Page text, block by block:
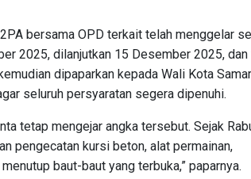
bersama OPD terkait telah menggelar
2025, dilanjutkan 15 Desember 2025, dan
dipaparkan kepada Wali Kota
seluruh persyaratan segera dipenuhi.
tetap mengejar angka tersebut. Sejak
pengecatan kursi beton, alat permainan,
baut-baut yang terbuka,” paparnya.